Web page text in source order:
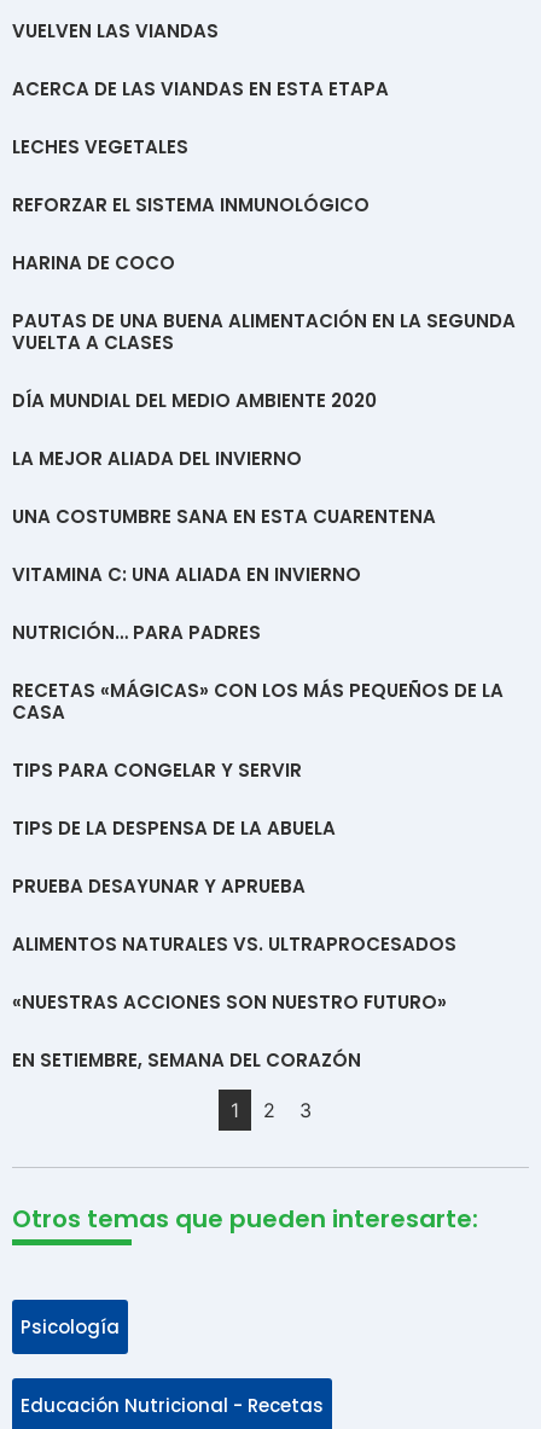
VUELVEN LAS VIANDAS
ACERCA DE LAS VIANDAS EN ESTA ETAPA
LECHES VEGETALES
REFORZAR EL SISTEMA INMUNOLÓGICO
HARINA DE COCO
PAUTAS DE UNA BUENA ALIMENTACIÓN EN LA SEGUNDA
VUELTA A CLASES
DÍA MUNDIAL DEL MEDIO AMBIENTE 2020
LA MEJOR ALIADA DEL INVIERNO
UNA COSTUMBRE SANA EN ESTA CUARENTENA
VITAMINA C: UNA ALIADA EN INVIERNO
NUTRICIÓN… PARA PADRES
RECETAS «MÁGICAS» CON LOS MÁS PEQUEÑOS DE LA
CASA
TIPS PARA CONGELAR Y SERVIR
TIPS DE LA DESPENSA DE LA ABUELA
PRUEBA DESAYUNAR Y APRUEBA
ALIMENTOS NATURALES VS. ULTRAPROCESADOS
«NUESTRAS ACCIONES SON NUESTRO FUTURO»
EN SETIEMBRE, SEMANA DEL CORAZÓN
1 2 3
Otros temas que pueden interesarte:
Psicología
Educación Nutricional - Recetas